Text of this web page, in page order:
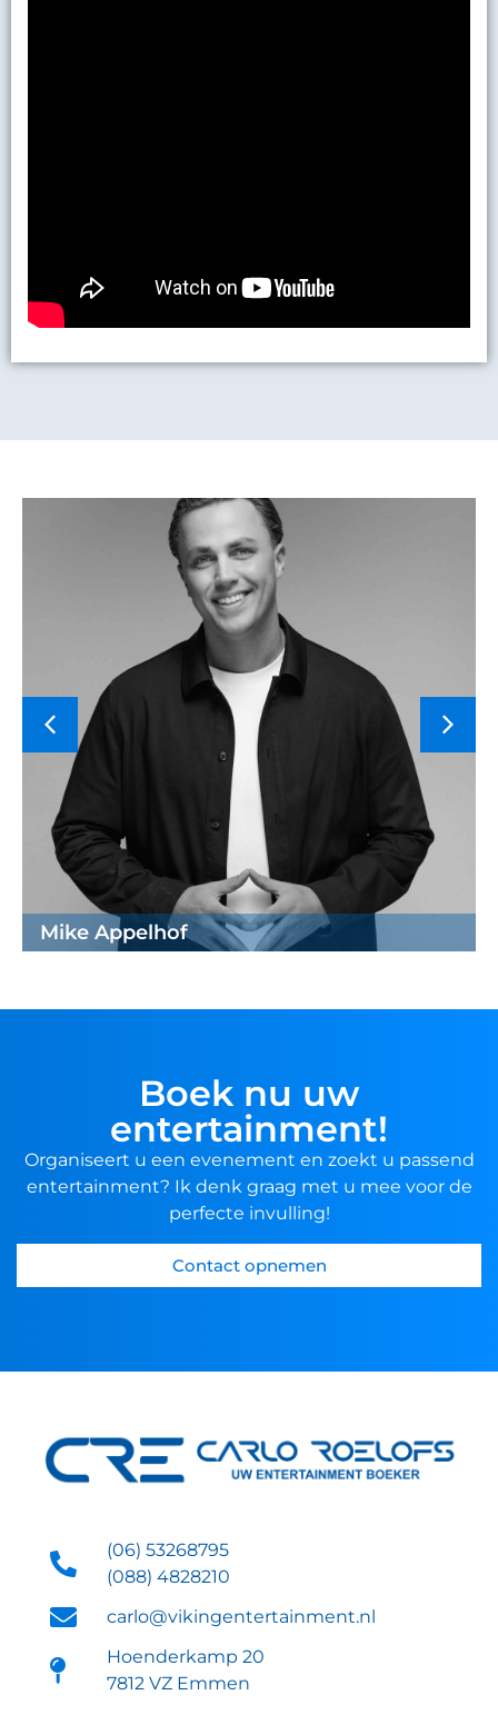
Mike Appelhof
Boek nu uw
entertainment!
Organiseert u een evenement en zoekt u passend
entertainment? Ik denk graag met u mee voor de
perfecte invulling!
Contact opnemen
(06) 53268795
(088) 4828210
carlo@vikingentertainment.nl
Hoenderkamp 20
7812 VZ Emmen